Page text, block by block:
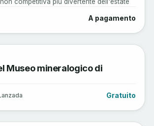
A pagamento
Museo mineralogico di
Gratuito